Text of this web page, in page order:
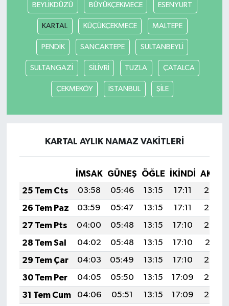
BEYLİKDÜZÜ BÜYÜKÇEKMECE ESENYURT
KARTAL KÜÇÜKÇEKMECE MALTEPE
PENDİK SANCAKTEPE SULTANBEYLİ
SULTANGAZİ SİLİVRİ TUZLA ÇATALCA
ÇEKMEKÖY İSTANBUL ŞİLE
KARTAL AYLIK NAMAZ VAKITLERI
İMSAK GÜNEŞ ÖĞLE İKINDI
25 Tem Cts
03:58 05:46 13:15 17:11
20:34
26 Tem Paz
03:59 05:47 13:15 17:11
20:33
27 Tem Pts
04:00 05:48 13:15 17:10
20:32
28 Tem Sal
04:02 05:48 13:15 17:10
20:31
29 Tem Çar
04:03 05:49 13:15 17:10
20:30
30 Tem Per
04:05 05:50 13:15 17:09
20:29
31 Tem Cum
04:06 05:51 13:15 17:09
20:28